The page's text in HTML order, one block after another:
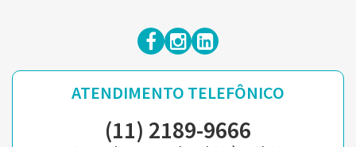
ATENDIMENTO TELEFÔNICO
(11) 2189-9666